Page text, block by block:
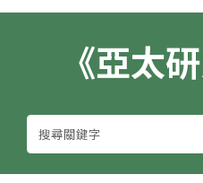
《亞太